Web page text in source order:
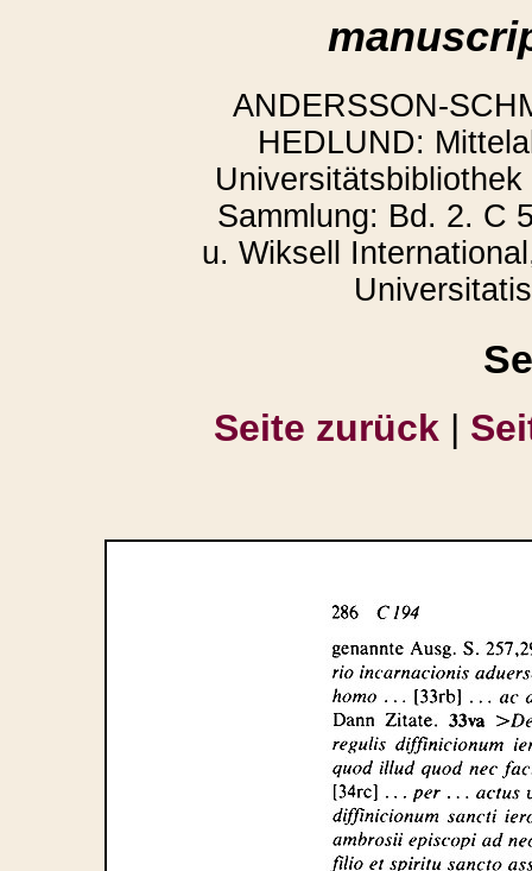
ANDERSSON-
HEDLUND:
Sammlung: Bd. 2. C
u. Wiksell
Seite zurück |